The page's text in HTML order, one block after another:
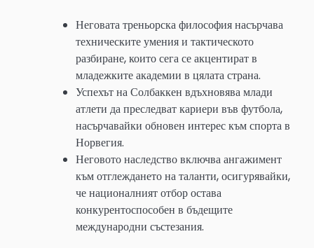
Неговата треньорска философия насърчава
техническите умения и тактическото
разбиране, които сега се акцентират в
младежките академии в цялата страна.
Успехът на Солбаккен вдъхновява млади
атлети да преследват кариери във футбола,
насърчавайки обновен интерес към спорта в
Норвегия.
Неговото наследство включва ангажимент
към отглеждането на таланти, осигурявайки,
че националният отбор остава
конкурентоспособен в бъдещите
международни състезания.